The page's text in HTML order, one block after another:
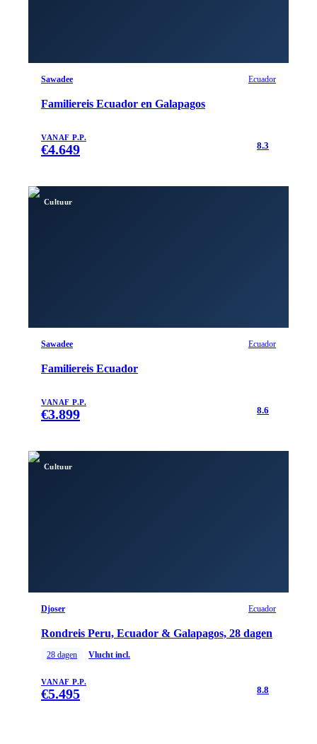
Sawadee Ecuador
Familiereis Ecuador en Galapagos
VANAF P.P.
€4.649 8.3
Cultuur
Sawadee Ecuador
Familiereis Ecuador
VANAF P.P.
€3.899 8.6
Cultuur
Djoser Ecuador
Rondreis Peru, Ecuador & Galapagos, 28 dagen
28 dagen Vlucht incl.
VANAF P.P.
€5.495 8.8